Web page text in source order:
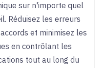
sur n'importe quel
Réduisez les erreurs
et minimisez les
en contrôlant les
tout au long du